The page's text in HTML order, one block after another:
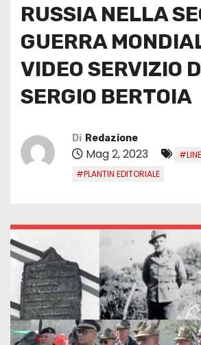
RUSSIA NELLA
GUERRA
VIDEO SERVIZIO
SERGIO BERTOIA
Di Redazione
Mag 2, 2023
#PLANTIN EDITORIALE